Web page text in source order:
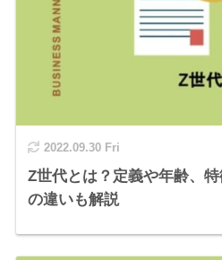
2022.09.30 Fri
Z世代とは？定義や年齢、
の違いも解説